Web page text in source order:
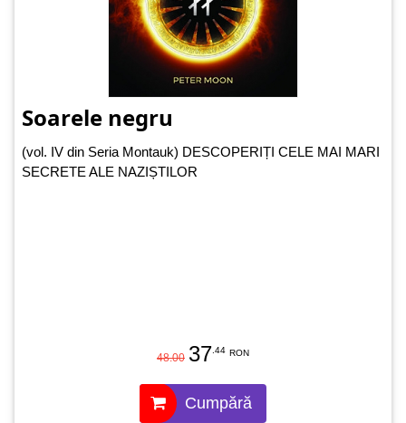
Soarele negru
(vol. IV din Seria Montauk) DESCOPERIȚI CELE MAI MARI
SECRETE ALE NAZIȘTILOR
48.00 37 .44 RON
Cumpără